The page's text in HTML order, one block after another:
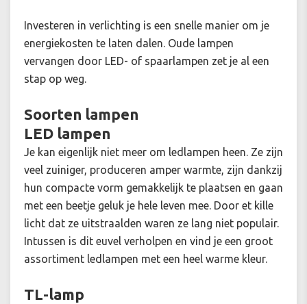
Investeren in verlichting is een snelle manier om je
energiekosten te laten dalen. Oude lampen
vervangen door LED- of spaarlampen zet je al een
stap op weg.
Soorten lampen
LED lampen
Je kan eigenlijk niet meer om ledlampen heen. Ze zijn
veel zuiniger, produceren amper warmte, zijn dankzij
hun compacte vorm gemakkelijk te plaatsen en gaan
met een beetje geluk je hele leven mee. Door et kille
licht dat ze uitstraalden waren ze lang niet populair.
Intussen is dit euvel verholpen en vind je een groot
assortiment ledlampen met een heel warme kleur.
TL-lamp